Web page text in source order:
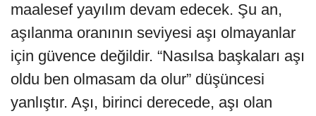
maalesef yayılım devam edecek. Şu an,
aşılanma oranının seviyesi aşı olmayanlar
için güvence değildir. “Nasılsa başkaları aşı
oldu ben olmasam da olur” düşüncesi
yanlıştır. Aşı, birinci derecede, aşı olan